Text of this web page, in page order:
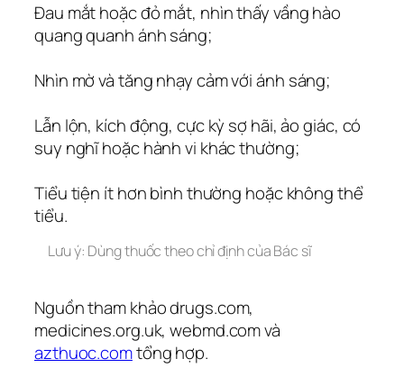
Đau mắt hoặc đỏ mắt, nhìn thấy vầng hào
quang quanh ánh sáng;
Nhìn mờ và tăng nhạy cảm với ánh sáng;
Lẫn lộn, kích động, cực kỳ sợ hãi, ảo giác, có
suy nghĩ hoặc hành vi khác thường;
Tiểu tiện ít hơn bình thường hoặc không thể
tiểu.
Lưu ý: Dùng thuốc theo chỉ định của Bác sĩ
Nguồn tham khảo drugs.com,
medicines.org.uk, webmd.com và
azthuoc.comtổng hợp.